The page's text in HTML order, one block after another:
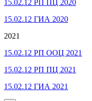
15.02.12 РП ПЦ 2020
15.02.12 ГИА 2020
2021
15.02.12 РП ООЦ 2021
15.02.12 РП ПЦ 2021
15.02.12 ГИА 2021